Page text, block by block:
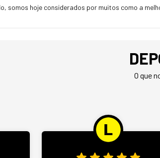
somos hoje considerados por muitos como a
O que